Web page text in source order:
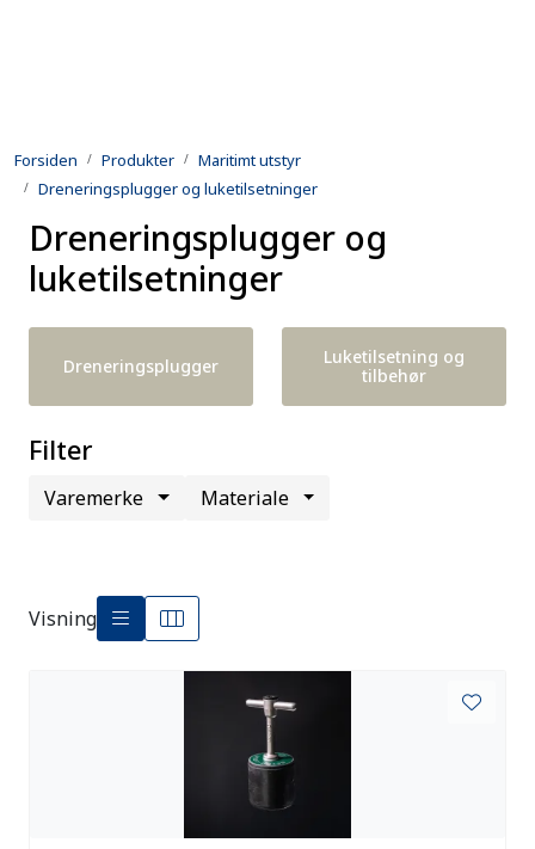
Forsiden Produkter
Maritimt utstyr
Dreneringsplugger og luketilsetninger
Dreneringsplugger og
luketilsetninger
Dreneringsplugger
Luketilsetning og
tilbehør
Filter
Varemerke Materiale
Visning
Utleie
Kontroll og reparasjon
Forsvarsindustri
Utvikling